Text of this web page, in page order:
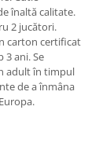
înaltă calitate.
2 jucători.
carton certificat
3 ani. Se
adult în timpul
de a înmâna